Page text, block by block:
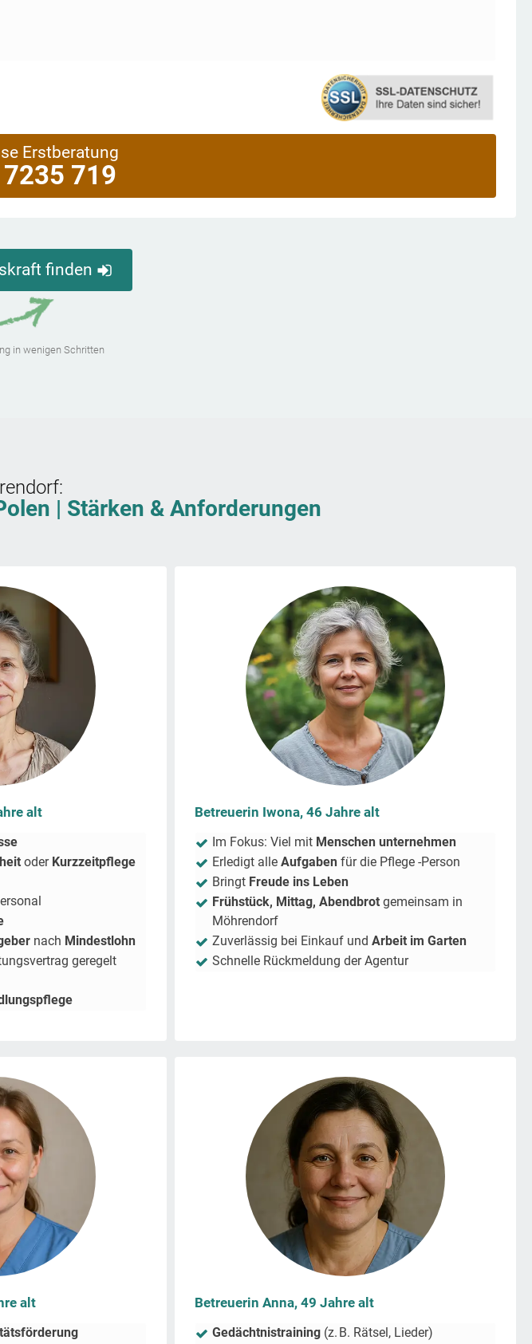
Erstberatung
719
finden
in wenigen Schritten
:
| Stärken & Anforderungen
alt
oder Kurzzeitpflege
nach Mindestlohn
geregelt
Betreuerin Iwona, 46 Jahre alt
Im Fokus: Viel mit Menschen unternehmen
Erledigt alle Aufgaben für die Pflege -Person
Bringt Freude ins Leben
Frühstück, Mittag, Abendbrot gemeinsam in
Möhrendorf
Zuverlässig bei Einkauf und Arbeit im Garten
Schnelle Rückmeldung der Agentur
alt Betreuerin Anna, 49 Jahre alt
Gedächtnistraining (z. B. Rätsel, Lieder)